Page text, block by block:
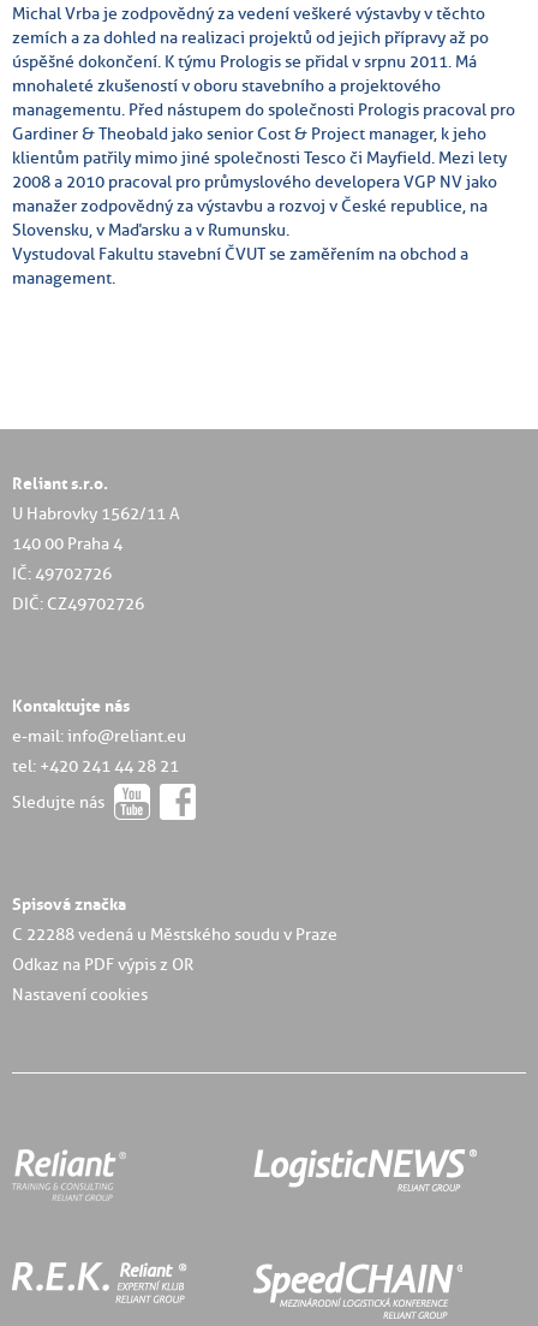
Michal Vrba je zodpovědný za vedení veškeré výstavby v těchto
zemích a za dohled na realizaci projektů od jejich přípravy až po
úspěšné dokončení. K týmu Prologis se přidal v srpnu 2011. Má
mnohaleté zkušeností v oboru stavebního a projektového
managementu. Před nástupem do společnosti Prologis pracoval pro
Gardiner & Theobald jako senior Cost & Project manager, k jeho
klientům patřily mimo jiné společnosti Tesco či Mayfield. Mezi lety
2008 a 2010 pracoval pro průmyslového developera VGP NV jako
manažer zodpovědný za výstavbu a rozvoj v České republice, na
Slovensku, v Maďarsku a v Rumunsku.
Vystudoval Fakultu stavební ČVUT se zaměřením na obchod a
management.
Reliant s.r.o.
U Habrovky 1562/11 A
140 00 Praha 4
IČ: 49702726
DIČ: CZ49702726
Kontaktujte nás
e-mail: info@reliant.eu
tel: +420 241 44 28 21
Sledujte nás
Spisová značka
C 22288 vedená u Městského soudu v Praze
Odkaz na PDF výpis z OR
Nastavení cookies